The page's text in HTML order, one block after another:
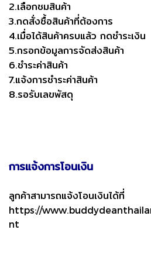
2.เลือกชมสินค้า
3.กดสั่งซื้อสินค้าที่ต้องการ
4.เมื่อได้สินค้าครบแล้ว กดชำระเงิน
5.กรอกข้อมูลการจัดส่งสินค้า
6.ชำระค่าสินค้า
7.แจ้งการชำระค่าสินค้า
8.รอรับเลขพัสดุ
การแจ้งการโอนเงิน
ลูกค้าสามารถแจ้งโอนเงินได้ที่
https://
nt